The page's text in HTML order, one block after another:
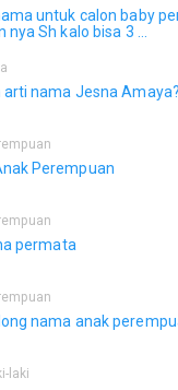
untuk calon baby
nya Sh kalo bisa 3 ...
arti nama Jesna Amaya?
Perempuan
permata
nama anak
laki